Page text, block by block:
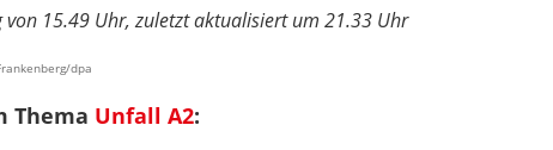
von 15.49 Uhr, zuletzt aktualisiert um 21.33 Uhr
dpa
Thema Unfall A2: